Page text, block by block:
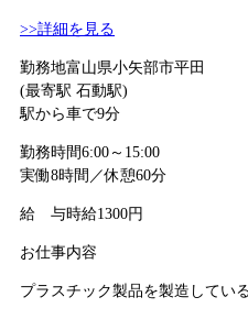
>>詳細を見る
勤務地富山県小矢部市平田
(最寄駅 石動駅)
駅から車で9分
勤務時間6:00～15:00
実働8時間／休憩60分
給 与時給1300円
お仕事内容
プラスチック製品を製造してい